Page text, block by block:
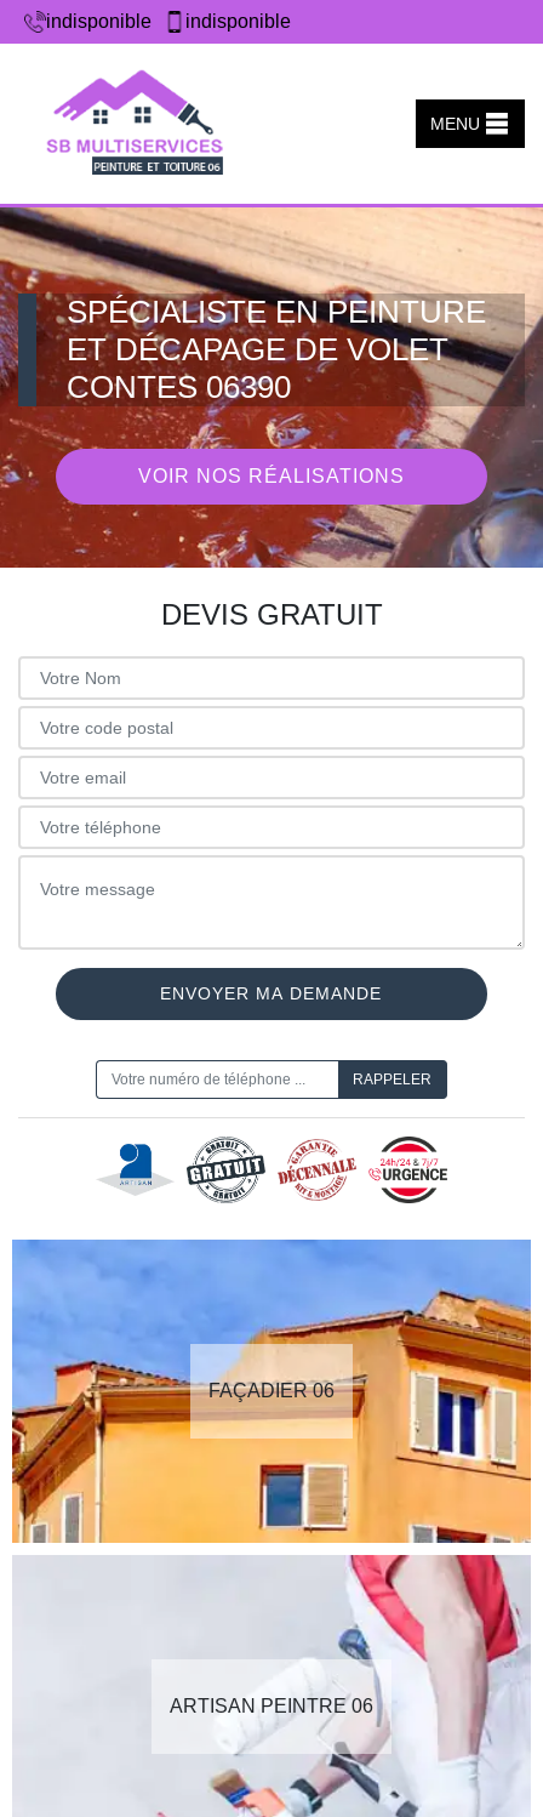
indisponible indisponible
MENU
SPÉCIALISTE EN PEINTURE
ET DÉCAPAGE DE VOLET
CONTES 06390
VOIR NOS RÉALISATIONS
DEVIS GRATUIT
FAÇADIER 06
ARTISAN PEINTRE 06